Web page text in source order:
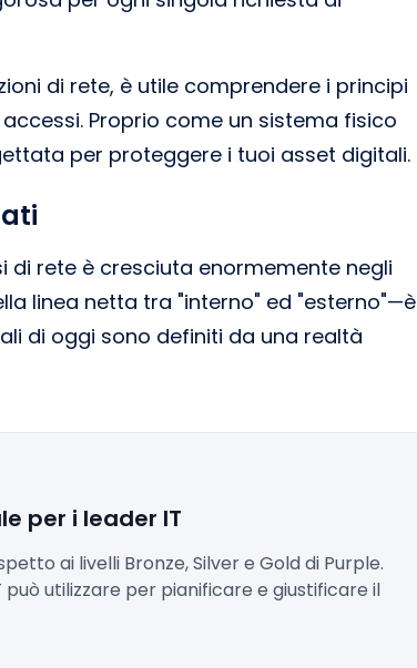
di rete, è utile comprendere i principi
Proprio come un sistema fisico
per proteggere i tuoi asset digitali.
di rete è cresciuta enormemente negli
linea netta tra "interno" ed "esterno"—è
di oggi sono definiti da una realtà
per i leader IT
ai livelli Bronze, Silver e Gold di Purple.
utilizzare per pianificare e giustificare il